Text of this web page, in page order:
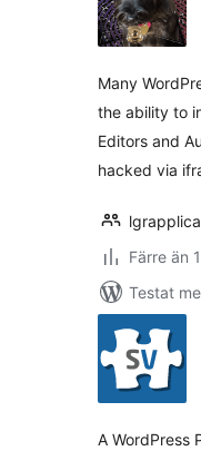
Many
the ability to
Editors and
hacked via
Färre än
Testat
A WordPress